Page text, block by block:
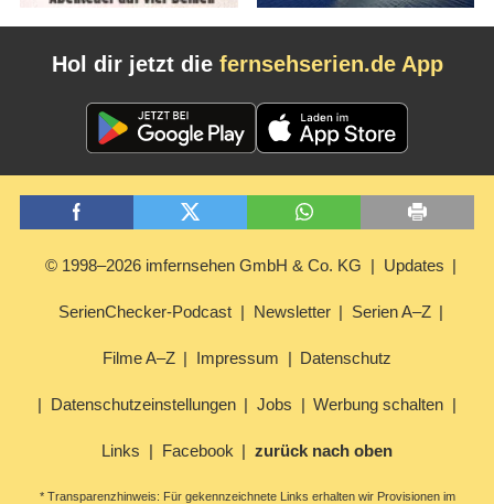
Hol dir jetzt die fernsehserien.de App
© 1998–2026 imfernsehen GmbH & Co. KG Updates
SerienChecker-Podcast Newsletter Serien A–Z
Filme A–Z Impressum Datenschutz
Datenschutzeinstellungen Jobs Werbung schalten
Links Facebook zurück nach oben
* Transparenzhinweis: Für gekennzeichnete Links erhalten wir Provisionen im